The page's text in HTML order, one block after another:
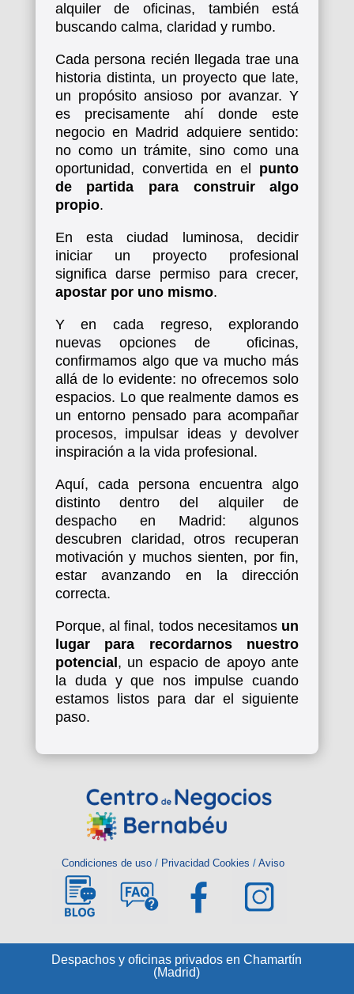
alquiler de oficinas, también está
buscando calma, claridad y rumbo.
Cada persona recién llegada trae una
historia distinta, un proyecto que late,
un propósito ansioso por avanzar. Y
es precisamente ahí donde este
negocio en Madrid adquiere sentido:
no como un trámite, sino como una
oportunidad, convertida en el punto
de partida para construir algo
propio.
En esta ciudad luminosa, decidir
iniciar un proyecto profesional
significa darse permiso para crecer,
apostar por uno mismo.
Y en cada regreso, explorando
nuevas opciones de oficinas,
confirmamos algo que va mucho más
allá de lo evidente: no ofrecemos solo
espacios. Lo que realmente damos es
un entorno pensado para acompañar
procesos, impulsar ideas y devolver
inspiración a la vida profesional.
Aquí, cada persona encuentra algo
distinto dentro del alquiler de
despacho en Madrid: algunos
descubren claridad, otros recuperan
motivación y muchos sienten, por fin,
estar avanzando en la dirección
correcta.
Porque, al final, todos necesitamos un
lugar para recordarnos nuestro
potencial , un espacio de apoyo ante
la duda y que nos impulse cuando
estamos listos para dar el siguiente
paso.
Condiciones de uso/ Privacidad Cookies / Aviso
Despachos y oficinas privados en Chamartín
(Madrid)